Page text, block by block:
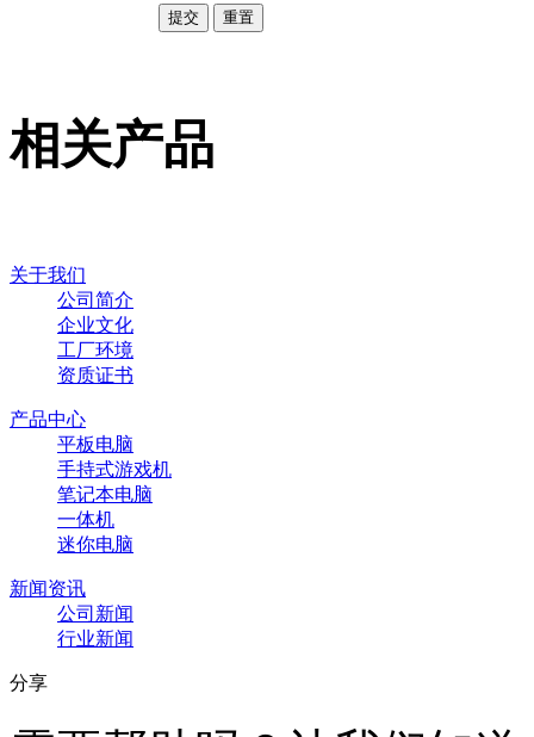
相关产品
关于我们
公司简介
企业文化
工厂环境
资质证书
产品中心
平板电脑
手持式游戏机
笔记本电脑
一体机
迷你电脑
新闻资讯
公司新闻
行业新闻
分享